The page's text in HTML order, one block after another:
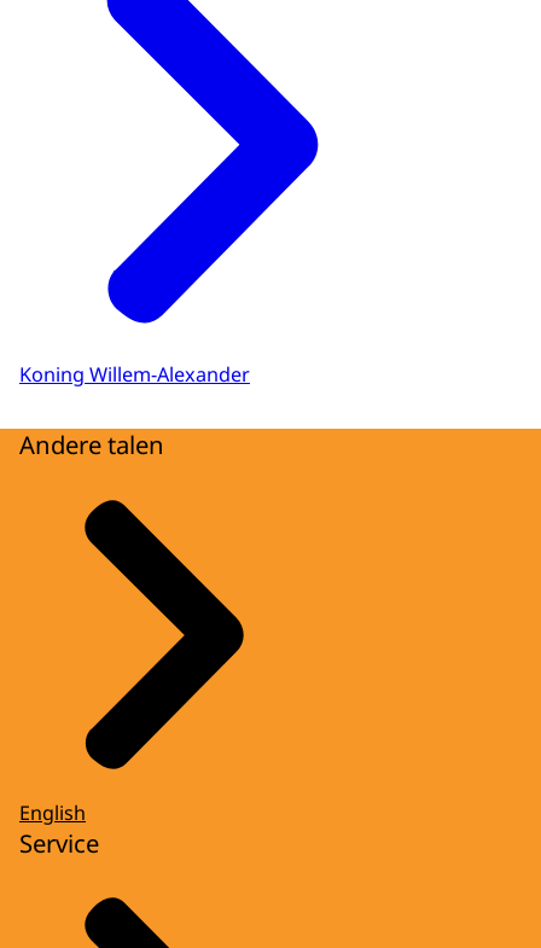
Koning Willem-Alexander
Andere talen
English
Service